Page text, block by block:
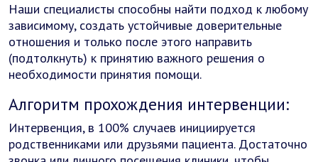
Наши специалисты способны найти подход к любому
зависимому, создать устойчивые доверительные
отношения и только после этого направить
(подтолкнуть) к принятию важного решения о
необходимости принятия помощи.
Алгоритм прохождения интервенции:
Интервенция, в 100% случаев инициируется
родственниками или друзьями пациента. Достаточно